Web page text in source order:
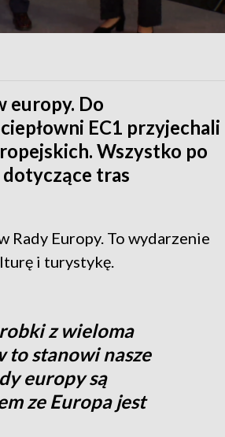
europy. Do
EC1 przyjechali
Wszystko po
tras
Rady Europy. To wydarzenie
i turystykę.
z wieloma
to stanowi nasze
europy są
ze Europa jest